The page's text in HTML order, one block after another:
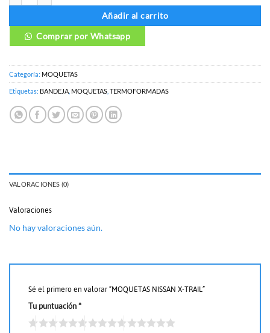
Añadir al carrito
Comprar por Whatsapp
Categoría: MOQUETAS
Etiquetas: BANDEJA MOQUETAS TERMOFORMADAS
VALORACIONES (0)
Valoraciones
No hay valoraciones aún.
Sé el primero en valorar “MOQUETAS NISSAN X-TRAIL”
Tu puntuación *